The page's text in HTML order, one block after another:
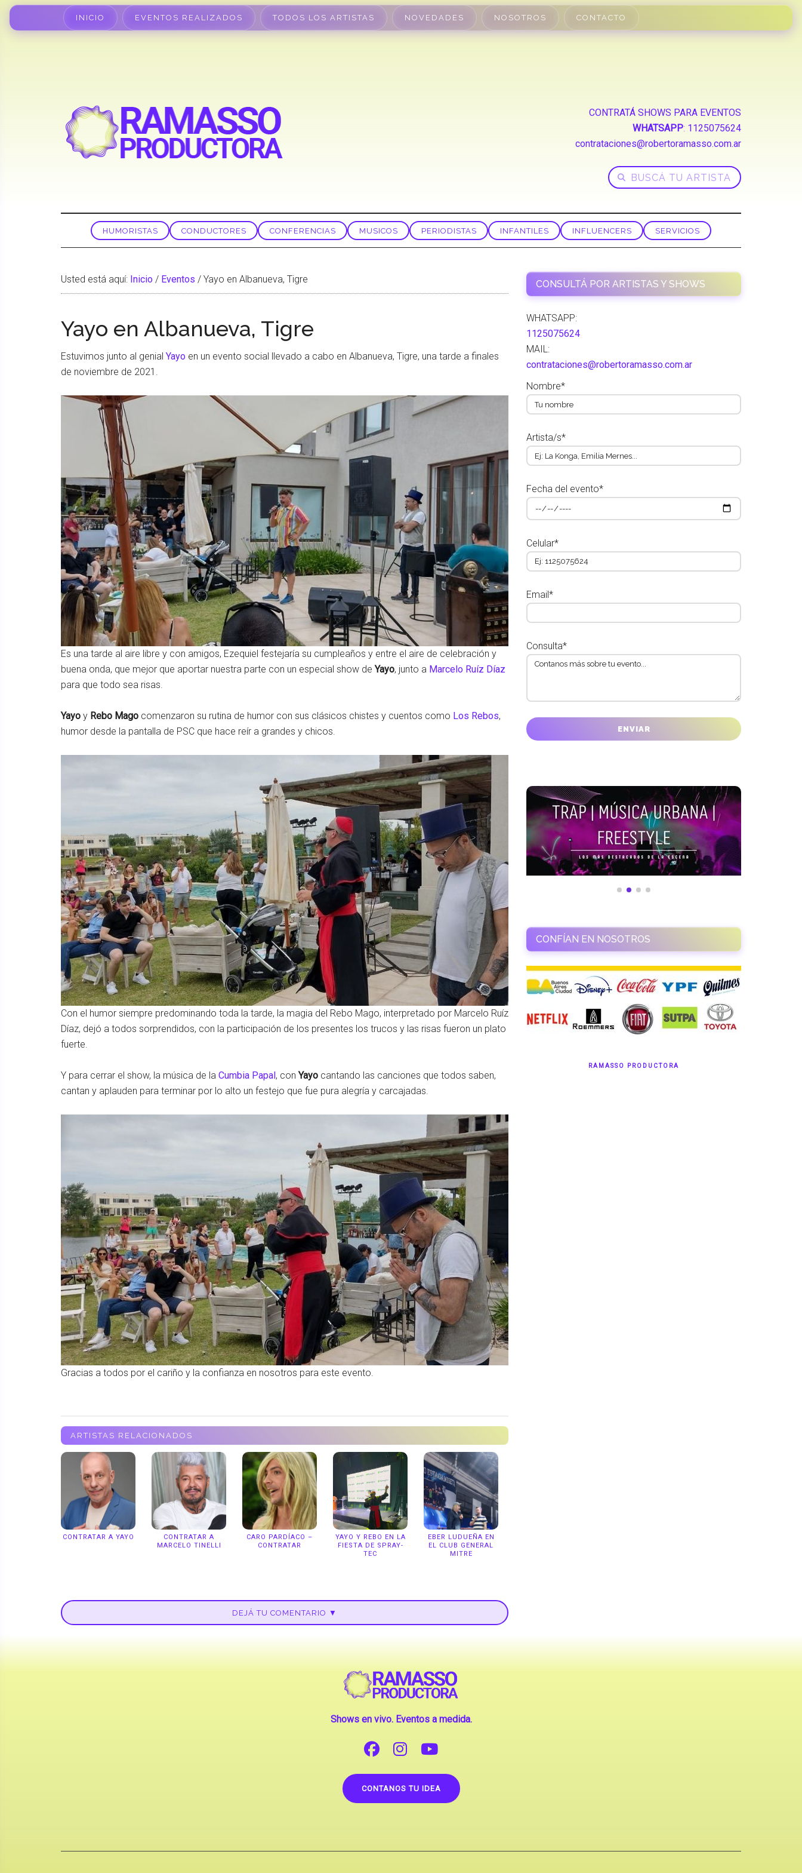
INICIO EVENTOS REALIZADOS TODOS LOS ARTISTAS NOVEDADES NOSOTROS CONTACTO
CONTRATÁ SHOWS PARA EVENTOS
WHATSAPP: 1125075624
contrataciones@robertoramasso.com.ar
HUMORISTAS CONDUCTORES CONFERENCIAS MUSICOS PERIODISTAS INFANTILES INFLUENCERS SERVICIOS
Usted está aquí: Inicio / Eventos / Yayo en Albanueva, Tigre
Yayo en Albanueva, Tigre
Estuvimos junto al genial Yayo en un evento social llevado a cabo en Albanueva, Tigre, una tarde a finales
de noviembre de 2021.
Es una tarde al aire libre y con amigos, Ezequiel festejaría su cumpleaños y entre el aire de celebración y
buena onda, que mejor que aportar nuestra parte con un especial show deYayo, junto a Marcelo Ruíz Díaz
para que todo sea risas.
Yayo y Rebo Mago comenzaron su rutina de humor con sus clásicos chistes y cuentos como Los Rebos,
humor desde la pantalla de PSC que hace reír a grandes y chicos.
Con el humor siempre predominando toda la tarde, la magia del Rebo Mago, interpretado por Marcelo Ruíz
Díaz, dejó a todos sorprendidos, con la participación de los presentes los trucos y las risas fueron un plato
fuerte.
Y para cerrar el show, la música de la Cumbia Papal, con Yayo cantando las canciones que todos saben,
cantan y aplauden para terminar por lo alto un festejo que fue pura alegría y carcajadas.
Gracias a todos por el cariño y la confianza en nosotros para este evento.
ARTISTAS RELACIONADOS
CONTRATAR A YAYO
CONTRATAR A
MARCELO TINELLI
CARO PARDÍACO –
CONTRATAR
YAYO Y REBO EN LA
FIESTA DE SPRAY-
TEC
EBER LUDUEÑA EN
EL CLUB GENERAL
MITRE
DEJÁ TU COMENTARIO ▼
CONSULTÁ POR ARTISTAS Y SHOWS
WHATSAPP:
1125075624
MAIL:
contrataciones@robertoramasso.com.ar
Nombre*
Artista/s*
Fecha del evento*
Celular*
Email*
Consulta*
CONFÍAN EN NOSOTROS
RAMASSO PRODUCTORA
Shows en vivo. Eventos a medida.
CONTANOS TU IDEA